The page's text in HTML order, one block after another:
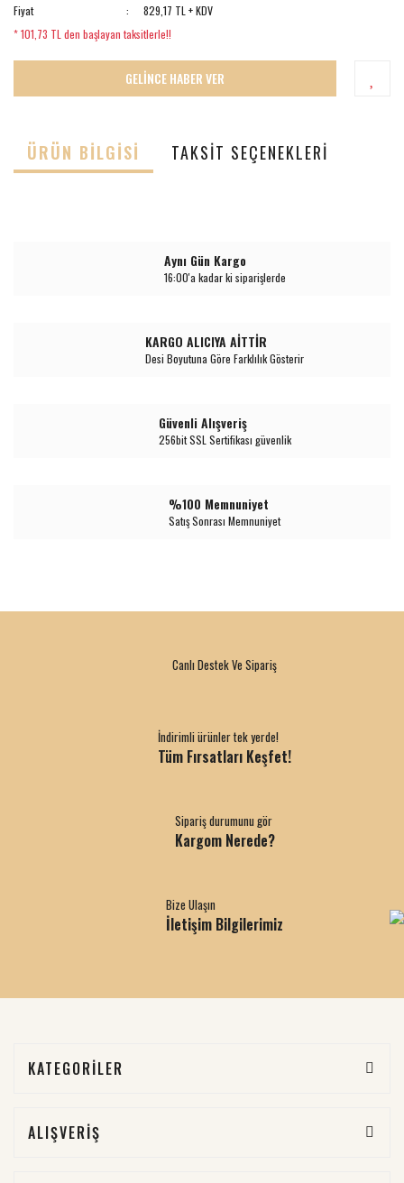
Fiyat
829,17 TL + KDV
* 101,73 TL den başlayan taksitlerle!!
GELİNCE HABER VER
ÜRÜN BILGISI TAKSIT SEÇENEKLERI
Aynı Gün Kargo
16:00'a kadar ki siparişlerde
KARGO ALICIYA AİTTİR
Desi Boyutuna Göre Farklılık Gösterir
Güvenli Alışveriş
256bit SSL Sertifikası güvenlik
%100 Memnuniyet
Satış Sonrası Memnuniyet
Canlı Destek Ve Sipariş
İndirimli ürünler tek yerde!
Tüm Fırsatları Keşfet!
Sipariş durumunu gör
Kargom Nerede?
Bize Ulaşın
İletişim Bilgilerimiz
KATEGORİLER
ALIŞVERİŞ